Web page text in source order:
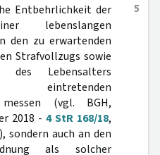
5
Entbehrlichkeit der
lebenslangen
den zu erwartenden
Strafvollzugs sowie
Lebensalters
eintretenden
(vgl. BGH,
2018 - 4 StR 168/18,
sondern auch an den
als solcher